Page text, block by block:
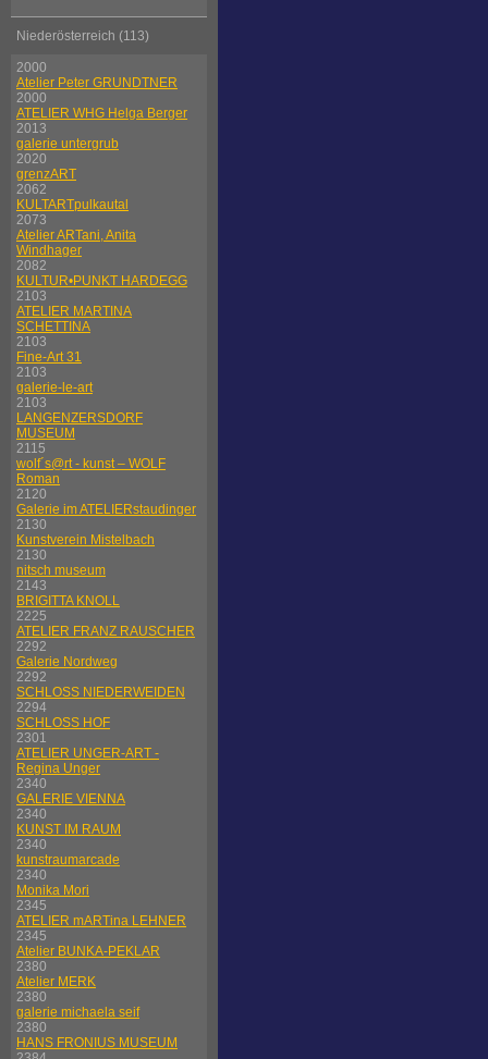
Niederösterreich (113)
2000
Atelier Peter GRUNDTNER
2000
ATELIER WHG Helga Berger
2013
galerie untergrub
2020
grenzART
2062
KULTARTpulkautal
2073
Atelier ARTani, Anita
Windhager
2082
KULTUR•PUNKT HARDEGG
2103
ATELIER MARTINA
SCHETTINA
2103
Fine-Art 31
2103
galerie-le-art
2103
LANGENZERSDORF
MUSEUM
2115
wolf´s@rt - kunst – WOLF
Roman
2120
Galerie im ATELIERstaudinger
2130
Kunstverein Mistelbach
2130
nitsch museum
2143
BRIGITTA KNOLL
2225
ATELIER FRANZ RAUSCHER
2292
Galerie Nordweg
2292
SCHLOSS NIEDERWEIDEN
2294
SCHLOSS HOF
2301
ATELIER UNGER-ART -
Regina Unger
2340
GALERIE VIENNA
2340
KUNST IM RAUM
2340
kunstraumarcade
2340
Monika Mori
2345
ATELIER mARTina LEHNER
2345
Atelier BUNKA-PEKLAR
2380
Atelier MERK
2380
galerie michaela seif
2380
HANS FRONIUS MUSEUM